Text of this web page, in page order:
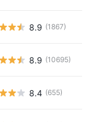
8.9 (1867)
8.9 (10695)
8.4 (655)